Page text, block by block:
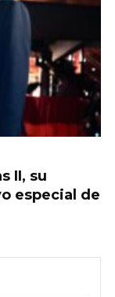
II, su
especial de